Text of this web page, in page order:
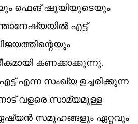
ഫെങ് ഷൂയിയുടെയും
എട്ട്
കണക്കാക്കുന്നു.
എന്ന സംഖ്യ ഉച്ചരിക്കുന്ന
വളരെ സാമ്യമുള്ള
ഏഷ്യന്‍ സമൂഹങ്ങളും ഏറ്റവും